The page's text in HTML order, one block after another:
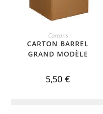
ADD TO CART
Cartons
CARTON BARREL
GRAND MODÈLE
5,50€